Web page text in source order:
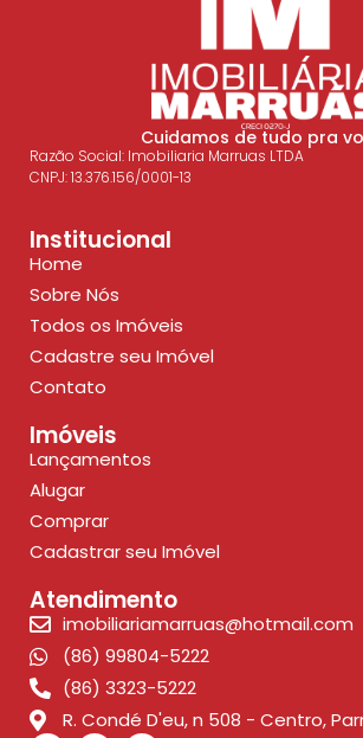
Cuidamos de tudo pra
Razão Social: Imobiliaria Marruas LTDA
CNPJ: 13.376.156/0001-13
Institucional
Home
Sobre Nós
Todos os Imóveis
Cadastre seu Imóvel
Contato
Imóveis
Lançamentos
Alugar
Comprar
Cadastrar seu Imóvel
Atendimento
imobiliariamarruas@hotmail.com
(86) 99804-5222
(86) 3323-5222
R. Condé D'eu, n 508 - Centro,